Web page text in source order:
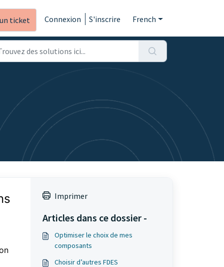
ticket Connexion S'inscrire French
Imprimer
Articles dans ce dossier -
Optimiser le choix de mes
composants
Choisir d’autres FDES